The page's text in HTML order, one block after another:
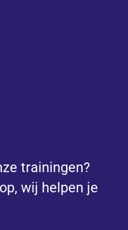
trainingen?
wij helpen je